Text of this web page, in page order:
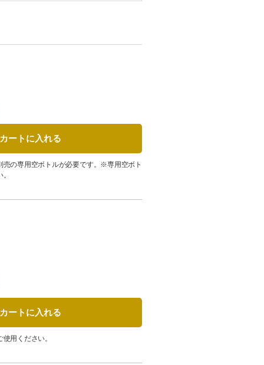
カートに入れる
の専用空ボトルが必要です。※専用空ボト
カートに入れる
用ください。